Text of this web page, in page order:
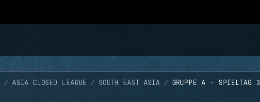
ASIA CLOSED LEAGUE SOUTH EAST ASIA GRUPPE A - SPIELTAG 3